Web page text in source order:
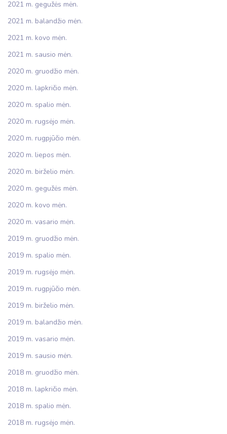
2021 m. gegužės mėn.
2021 m. balandžio mėn.
2021 m. kovo mėn.
2021 m. sausio mėn.
2020 m. gruodžio mėn.
2020 m. lapkričio mėn.
2020 m. spalio mėn.
2020 m. rugsėjo mėn.
2020 m. rugpjūčio mėn.
2020 m. liepos mėn.
2020 m. birželio mėn.
2020 m. gegužės mėn.
2020 m. kovo mėn.
2020 m. vasario mėn.
2019 m. gruodžio mėn.
2019 m. spalio mėn.
2019 m. rugsėjo mėn.
2019 m. rugpjūčio mėn.
2019 m. birželio mėn.
2019 m. balandžio mėn.
2019 m. vasario mėn.
2019 m. sausio mėn.
2018 m. gruodžio mėn.
2018 m. lapkričio mėn.
2018 m. spalio mėn.
2018 m. rugsėjo mėn.